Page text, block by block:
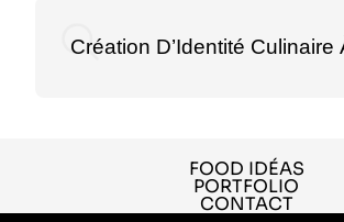
Création D’Identité Culinaire
FOOD IDÉAS
PORTFOLIO
CONTACT